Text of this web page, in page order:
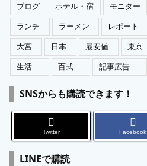
ブログ
ホテル・宿 モニター
ランチ
ラーメン レポート
大宮
日本 最安値 東京
生活
百式 記事広告
SNSからも購読できます！
Twitter Facebook
LINEで購読